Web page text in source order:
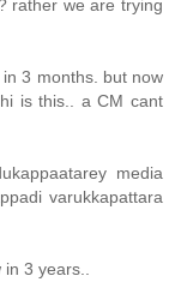
rather we are trying
3 months. but now
is this.. a CM cant
media
varukkapattara
3 years..